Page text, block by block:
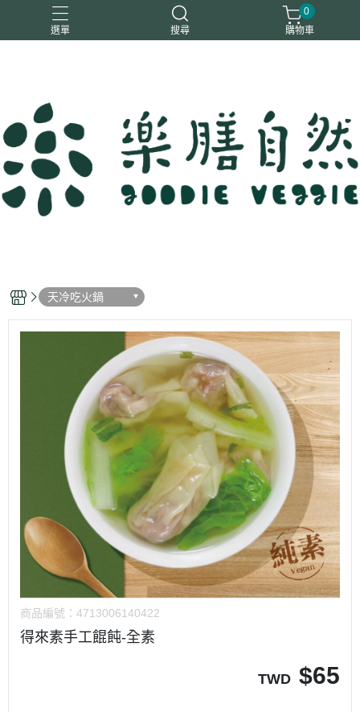
選單 搜尋
一樂鶴
0
購物車
天冷吃火鍋
商品編號： 4713006140422
得來素手工餛飩-全素
TWD $65